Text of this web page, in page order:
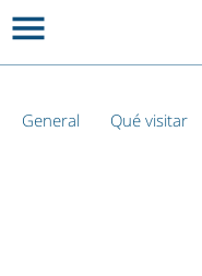
General Qué visitar